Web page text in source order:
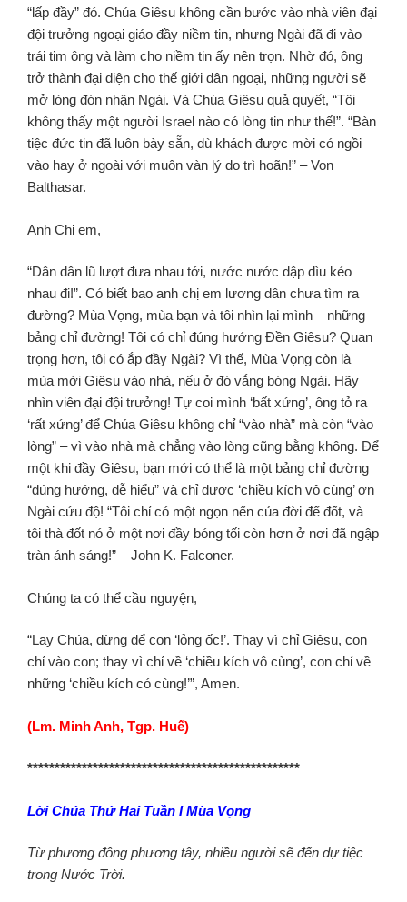
“lấp đầy” đó. Chúa Giêsu không cần bước vào nhà viên đại
đội trưởng ngoại giáo đầy niềm tin, nhưng Ngài đã đi vào
trái tim ông và làm cho niềm tin ấy nên trọn. Nhờ đó, ông
trở thành đại diện cho thế giới dân ngoại, những người sẽ
mở lòng đón nhận Ngài. Và Chúa Giêsu quả quyết, “Tôi
không thấy một người Israel nào có lòng tin như thế!”. “Bàn
tiệc đức tin đã luôn bày sẵn, dù khách được mời có ngồi
vào hay ở ngoài với muôn vàn lý do trì hoãn!” – Von
Balthasar.
Anh Chị em,
“Dân dân lũ lượt đưa nhau tới, nước nước dập dìu kéo
nhau đi!”. Có biết bao anh chị em lương dân chưa tìm ra
đường? Mùa Vọng, mùa bạn và tôi nhìn lại mình – những
bảng chỉ đường! Tôi có chỉ đúng hướng Đền Giêsu? Quan
trọng hơn, tôi có ắp đầy Ngài? Vì thế, Mùa Vọng còn là
mùa mời Giêsu vào nhà, nếu ở đó vắng bóng Ngài. Hãy
nhìn viên đại đội trưởng! Tự coi mình ‘bất xứng’, ông tỏ ra
‘rất xứng’ để Chúa Giêsu không chỉ “vào nhà” mà còn “vào
lòng” – vì vào nhà mà chẳng vào lòng cũng bằng không. Để
một khi đầy Giêsu, bạn mới có thể là một bảng chỉ đường
“đúng hướng, dễ hiểu” và chỉ được ‘chiều kích vô cùng’ ơn
Ngài cứu độ! “Tôi chỉ có một ngọn nến của đời để đốt, và
tôi thà đốt nó ở một nơi đầy bóng tối còn hơn ở nơi đã ngập
tràn ánh sáng!” – John K. Falconer.
Chúng ta có thể cầu nguyện,
“Lạy Chúa, đừng để con ‘lỏng ốc!’. Thay vì chỉ Giêsu, con
chỉ vào con; thay vì chỉ về ‘chiều kích vô cùng’, con chỉ về
những ‘chiều kích có cùng!’”, Amen.
(Lm. Minh Anh, Tgp. Huế)
**************************************************
Lời Chúa Thứ Hai Tuần I Mùa Vọng
Từ phương đông phương tây, nhiều người sẽ đến dự tiệc
trong Nước Trời.